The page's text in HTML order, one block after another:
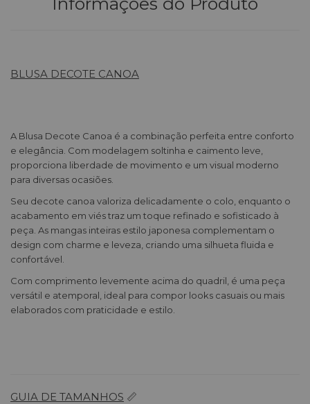
BLUSA DECOTE CANOA
A Blusa Decote Canoa é a combinação perfeita entre conforto
e elegância. Com modelagem soltinha e caimento leve,
proporciona liberdade de movimento e um visual moderno
para diversas ocasiões.
Seu decote canoa valoriza delicadamente o colo, enquanto o
acabamento em viés traz um toque refinado e sofisticado à
peça. As mangas inteiras estilo japonesa complementam o
design com charme e leveza, criando uma silhueta fluida e
confortável.
Com comprimento levemente acima do quadril, é uma peça
versátil e atemporal, ideal para compor looks casuais ou mais
elaborados com praticidade e estilo.
GUIA DE TAMANHOS 📏